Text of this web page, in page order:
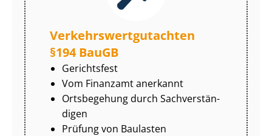
Ver­kehrs­wert­gut­ach­ten
§194 BauGB
Gerichtsfest
Vom Finanzamt anerkannt
Ortsbegehung durch Sach­ver­stän­
di­gen
Prüfung von Baulasten